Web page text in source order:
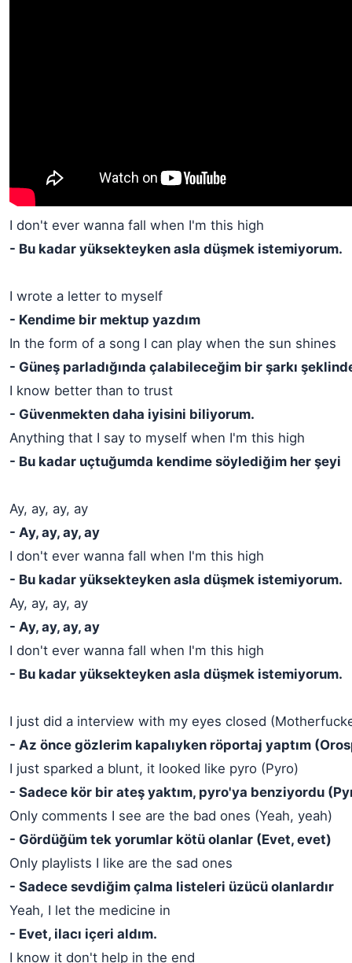
I don't ever wanna fall when I'm this high
- Bu kadar yüksekteyken asla düşmek istemiyorum.
I wrote a letter to myself
- Kendime bir mektup yazdım
In the form of a song I can play when the sun shines
- Güneş parladığında çalabileceğim bir şarkı
I know better than to trust
- Güvenmekten daha iyisini biliyorum.
Anything that I say to myself when I'm this high
- Bu kadar uçtuğumda kendime söylediğim her şeyi
Ay, ay, ay, ay
- Ay, ay, ay, ay
I don't ever wanna fall when I'm this high
- Bu kadar yüksekteyken asla düşmek istemiyorum.
Ay, ay, ay, ay
- Ay, ay, ay, ay
I don't ever wanna fall when I'm this high
- Bu kadar yüksekteyken asla düşmek istemiyorum.
I just did a interview with my eyes closed
- Az önce gözlerim kapalıyken röportaj yaptım
I just sparked a blunt, it looked like pyro (Pyro)
- Sadece kör bir ateş yaktım, pyro'ya benziyordu
Only comments I see are the bad ones (Yeah, yeah)
- Gördüğüm tek yorumlar kötü olanlar (Evet, evet)
Only playlists I like are the sad ones
- Sadece sevdiğim çalma listeleri üzücü olanlardır
Yeah, I let the medicine in
- Evet, ilacı içeri aldım.
I know it don't help in the end